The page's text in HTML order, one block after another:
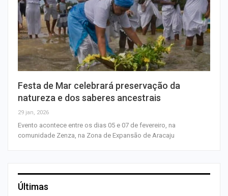
Festa de Mar celebrará preservação da
natureza e dos saberes ancestrais
29 jan, 2026
Evento acontece entre os dias 05 e 07 de fevereiro, na
comunidade Zenza, na Zona de Expansão de Aracaju
Últimas